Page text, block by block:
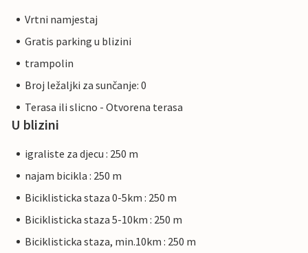
Vrtni namjestaj
Gratis parking u blizini
trampolin
Broj ležaljki za sunčanje: 0
Terasa ili slicno - Otvorena terasa
U blizini
igraliste za djecu : 250 m
najam bicikla : 250 m
Biciklisticka staza 0-5km : 250 m
Biciklisticka staza 5-10km : 250 m
Biciklisticka staza, min.10km : 250 m